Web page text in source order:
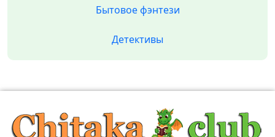
Бытовое фэнтези
Детективы